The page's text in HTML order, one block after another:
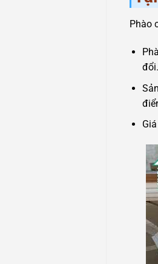
Phào
đổi.